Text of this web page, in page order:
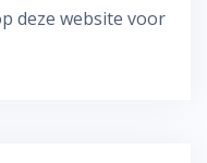
deze website voor